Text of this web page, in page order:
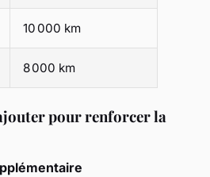
10 000 km
8 000 km
pour renforcer la